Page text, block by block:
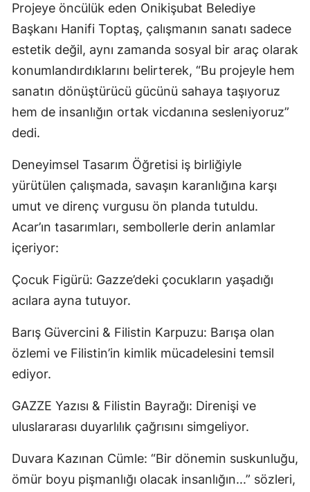
Projeye öncülük eden Onikişubat Belediye
Başkanı Hanifi Toptaş, çalışmanın sanatı sadece
estetik değil, aynı zamanda sosyal bir araç olarak
konumlandırdıklarını belirterek, “Bu projeyle hem
sanatın dönüştürücü gücünü sahaya taşıyoruz
hem de insanlığın ortak vicdanına sesleniyoruz”
dedi.
Deneyimsel Tasarım Öğretisi iş birliğiyle
yürütülen çalışmada, savaşın karanlığına karşı
umut ve direnç vurgusu ön planda tutuldu.
Acar’ın tasarımları, sembollerle derin anlamlar
içeriyor:
Çocuk Figürü: Gazze’deki çocukların yaşadığı
acılara ayna tutuyor.
Barış Güvercini & Filistin Karpuzu: Barışa olan
özlemi ve Filistin’in kimlik mücadelesini temsil
ediyor.
GAZZE Yazısı & Filistin Bayrağı: Direnişi ve
uluslararası duyarlılık çağrısını simgeliyor.
Duvara Kazınan Cümle: “Bir dönemin suskunluğu,
ömür boyu pişmanlığı olacak insanlığın...” sözleri,